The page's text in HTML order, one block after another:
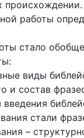
происхождении.
работы
стало
виды
и состав
стали
–